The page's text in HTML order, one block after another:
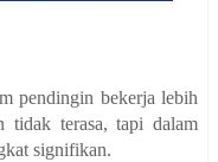
pendingin bekerja lebih
tidak terasa, tapi dalam
signifikan.